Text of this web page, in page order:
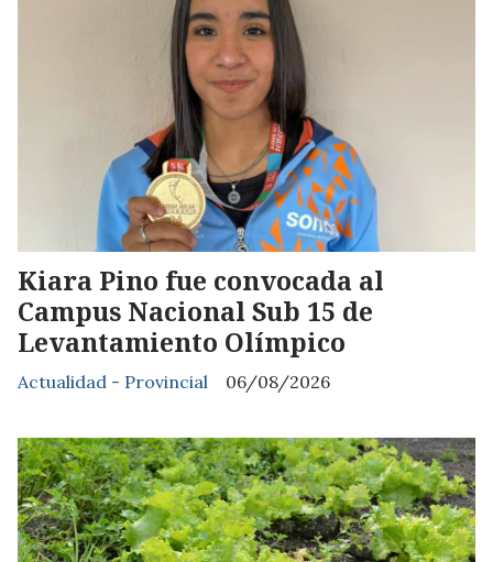
Kiara Pino fue convocada al
Campus Nacional Sub 15 de
Levantamiento Olímpico
Actualidad - Provincial 06/08/2026